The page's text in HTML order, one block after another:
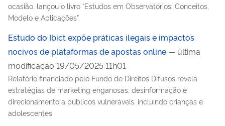
ocasião, lançou o livro “Estudos em Observatórios: Conceitos,
Modelo e Aplicações”.
Estudo do Ibict expõe práticas ilegais e impactos
nocivos de plataformas de apostas online — última
modificação 19/05/2025 11h01
Relatório financiado pelo Fundo de Direitos Difusos revela
estratégias de marketing enganosas, desinformação e
direcionamento a públicos vulneráveis, incluindo crianças e
adolescentes